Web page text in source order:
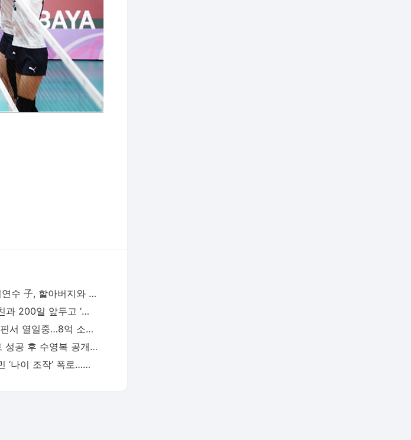
최현석 손자 맞네…최연수 子, 할아버지와 웃는 표정이 ‘복붙’ 수준
아옳이, ♥한의사 남친과 200일 앞두고 ‘프러포즈급’ 이벤트 공개
‘학폭논란’ 지수, 필리핀서 열일중…8억 소송 끝내고 필리핀서 함박웃음
‘-9kg’ 랄랄, 다이어트 성공 후 수영복 공개 “빠른 시간에 돼지로…”
고영욱, 이번엔 이상민 ‘나이 조작’ 폭로…끊임없는 연예인 저격 ‘구설’